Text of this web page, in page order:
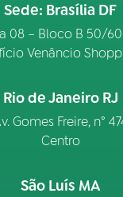
Sede: Brasília DF
08 – Bloco B 50/60
Venâncio
Rio de Janeiro RJ
Gomes Freire, n°
Centro
São Luís MA